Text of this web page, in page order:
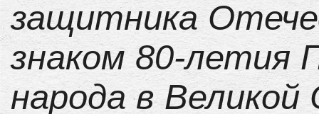
защитника
знаком 80-летия
народа в